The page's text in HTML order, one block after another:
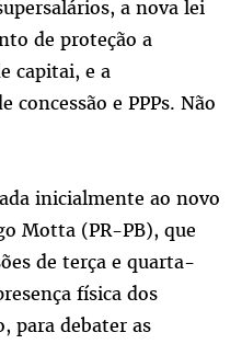
a nova lei
de proteção a
capitai, e a
concessão e PPPs. Não
inicialmente ao novo
Motta (PR-PB), que
de terça e quarta-
física dos
para debater as